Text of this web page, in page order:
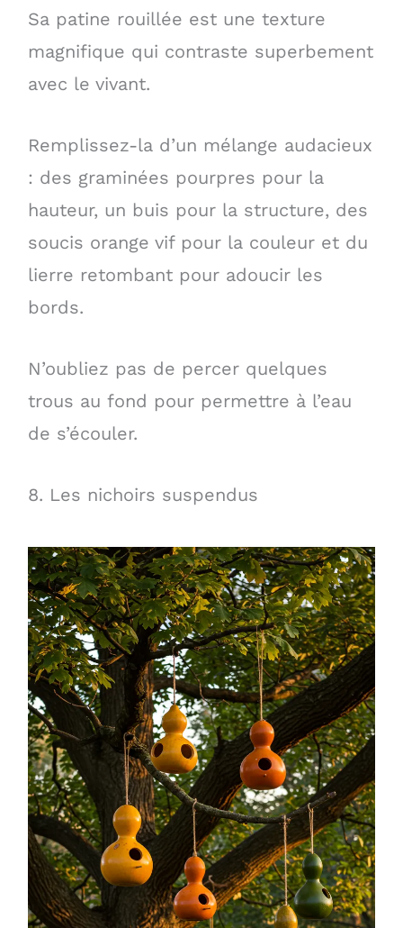
Sa patine rouillée est une texture
magnifique qui contraste superbement
avec le vivant.
Remplissez-la d’un mélange audacieux
: des graminées pourpres pour la
hauteur, un buis pour la structure, des
soucis orange vif pour la couleur et du
lierre retombant pour adoucir les
bords.
N’oubliez pas de percer quelques
trous au fond pour permettre à l’eau
de s’écouler.
8. Les nichoirs suspendus